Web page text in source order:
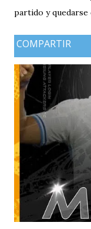
partido y quedarse
COMPARTIR